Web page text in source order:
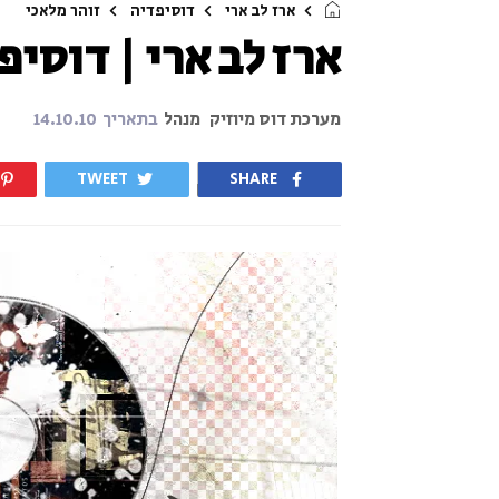
ארז לב ארי דוסיפדיה זוהר מלאכי
ארז לב ארי |
מערכת דוס מיוזיק מנהל בתאריך 14.10.10
SHARE
TWEET